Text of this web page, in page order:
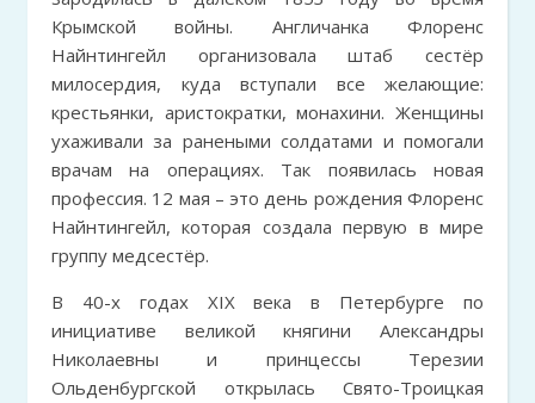
Крымской войны. Англичанка Флоренс
Найнтингейл организовала штаб сестёр
милосердия, куда вступали все желающие:
крестьянки, аристократки, монахини. Женщины
ухаживали за ранеными солдатами и помогали
врачам на операциях. Так появилась новая
профессия. 12 мая – это день рождения Флоренс
Найнтингейл, которая создала первую в мире
группу медсестёр.
В 40-х годах XIX века в Петербурге по
инициативе великой княгини Александры
Николаевны и принцессы Терезии
Ольденбургской открылась Свято-Троицкая